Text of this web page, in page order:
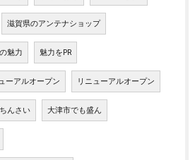
滋賀県のアンテナショップ
魅力 魅力をPR
ーアルオープン リニューアルオープン
んさい 大津市でも盛ん